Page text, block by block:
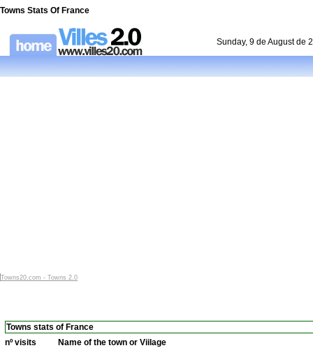
Towns Stats Of France
Sunday, 9 de August de
Towns20.com - Towns 2.0
Towns stats of France
nº visits
Name of the town or Viilage